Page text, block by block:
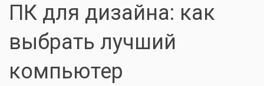
ПК для дизайна: как
выбрать лучший
компьютер